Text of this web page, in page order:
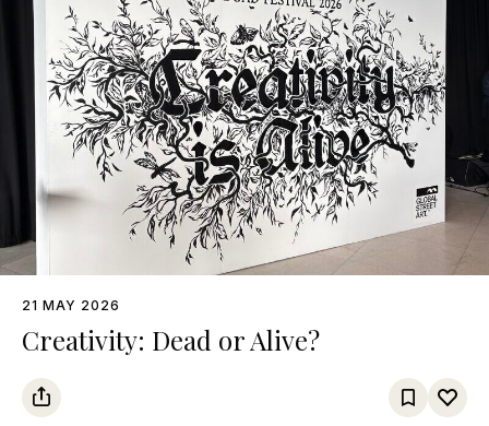
21 MAY 2026
Creativity: Dead or Alive?